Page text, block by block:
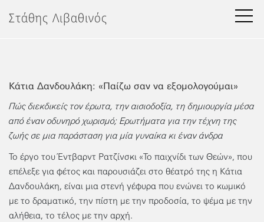
στοΣτάθης Λιβαθινός
Κάτια Δανδουλάκη: «Παίζω σαν να εξομολογούμαι»
Πώς διεκδικείς τον έρωτα, την αισιοδοξία, τη δημιουργία μέσα
από έναν οδυνηρό χωρισμό; Eρωτήματα για την τέχνη της
ζωής σε μια παράσταση για μία γυναίκα κι έναν άνδρα
Το έργο του Έντβαρντ Ρατζίνσκι «Το παιχνίδι των Θεών», που
επέλεξε για φέτος και παρουσιάζει στο θέατρό της η Κάτια
Δανδουλάκη, είναι μια στενή γέφυρα που ενώνει το κωμικό
με το δραματικό, την πίστη με την προδοσία, το ψέμα με την
αλήθεια, το τέλος με την αρχή.